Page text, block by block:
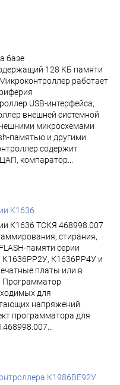
базе
128 КБ памяти
работает
USB-интерфейса,
внешней системной
микросхемами
памятью и другими
содержит
компаратор...
К1636
К1636 ТСКЯ.468998.007
стирания,
памяти серии
К1636РР4У и
платы или в
Программатор
для
напряжений.
программатора для
К1986ВЕ92У